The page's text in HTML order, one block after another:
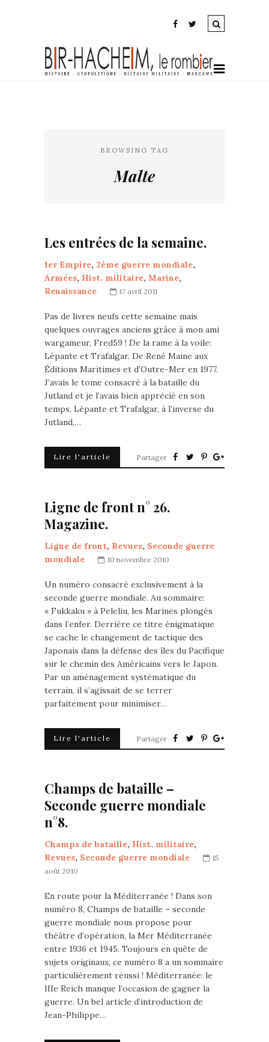
BROWSING TAG
Malte
Les entrées de la semaine.
1er Empire, 2ème guerre mondiale,
Armées, Hist. militaire, Marine,
Renaissance
17 avril 2011
Pas de livres neufs cette semaine mais
quelques ouvrages anciens grâce à mon ami
wargameur, Fred59 ! De la rame à la voile:
Lépante et Trafalgar. De René Maine aux
Éditions Maritimes et d’Outre-Mer en 1977.
J’avais le tome consacré à la bataille du
Jutland et je l’avais bien apprécié en son
temps. Lépante et Trafalgar, à l’inverse du
Jutland,…
Lire l'article Partager
Ligne de front n° 26.
Magazine.
Ligne de front, Revues, Seconde guerre
mondiale
10 novembre 2010
Un numéro consacré exclusivement à la
seconde guerre mondiale. Au sommaire:
« Fukkaku » à Peleliu, les Marines plongés
dans l’enfer. Derrière ce titre énigmatique
se cache le changement de tactique des
Japonais dans la défense des îles du Pacifique
sur le chemin des Américains vers le Japon.
Par un aménagement systématique du
terrain, il s’agissait de se terrer
parfaitement pour minimiser…
Lire l'article Partager
Champs de bataille –
Seconde guerre mondiale
n°8.
Champs de bataille, Hist. militaire,
Revues, Seconde guerre mondiale
15
août 2010
En route pour la Méditerranée ! Dans son
numéro 8, Champs de bataille – seconde
guerre mondiale nous propose pour
théâtre d’opération, la Mer Méditerranée
entre 1936 et 1945. Toujours en quête de
sujets originaux, ce numéro 8 a un sommaire
particulièrement réussi ! Méditerranée: le
IIIe Reich manque l’occasion de gagner la
guerre. Un bel article d’introduction de
Jean-Philippe…